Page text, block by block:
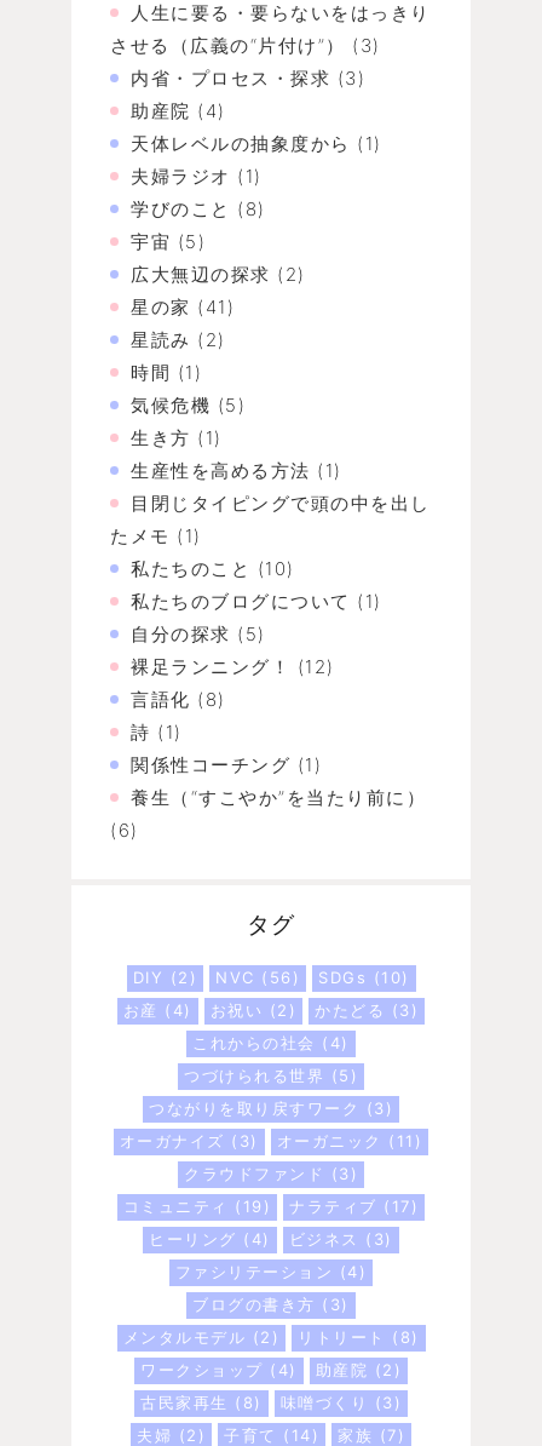
人生に要る・要らないをはっきり
させる（広義の“片付け”）
(3)
内省・プロセス・探求 (3)
助産院 (4)
天体レベルの抽象度から (1)
夫婦ラジオ (1)
学びのこと (8)
宇宙 (5)
広大無辺の探求 (2)
星の家 (41)
星読み (2)
時間 (1)
気候危機 (5)
生き方 (1)
生産性を高める方法 (1)
目閉じタイピングで頭の中を出し
たメモ (1)
私たちのこと (10)
私たちのブログについて (1)
自分の探求 (5)
裸足ランニング！
(12)
言語化 (8)
詩 (1)
関係性コーチング (1)
養生（“すこやか”を当たり前に）
(6)
タグ
DIY (2) NVC (56) SDGs (10)
お産 (4) お祝い (2) かたどる
(3)
これからの社会 (4)
つづけられる世界 (5)
つながりを取り戻すワーク
(3)
オーガナイズ (3) オーガニック
(11)
クラウドファンド
(3)
コミュニティ
(19) ナラティブ (17)
ヒーリング (4) ビジネス
(3)
ファシリテーション (4)
ブログの書き方 (3)
メンタルモデル (2) リトリート
(8)
ワークショップ (4) 助産院 (2)
古民家再生
(8) 味噌づくり
(3)
夫婦 (2) 子育て (14) 家族 (7)